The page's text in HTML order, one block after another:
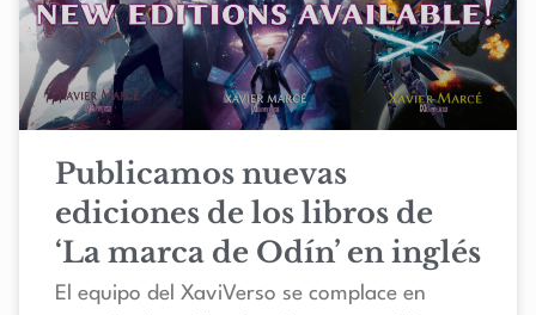
Publicamos nuevas
ediciones de los libros de
‘La marca de Odín’ en inglés
El equipo del XaviVerso se complace en